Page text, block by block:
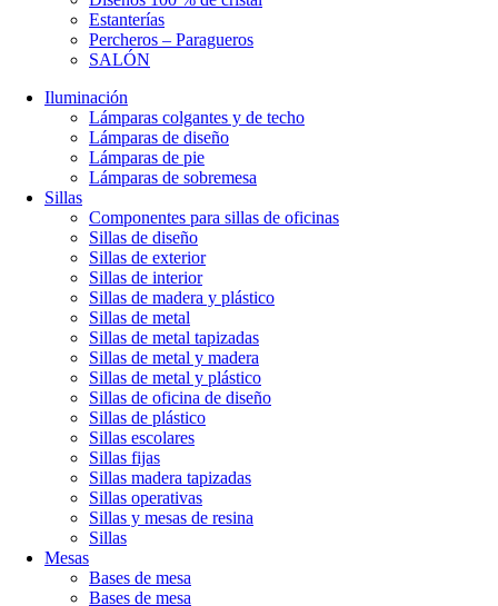
Estanterías
Percheros – Paragueros
SALÓN
Iluminación
Lámparas colgantes y de techo
Lámparas de diseño
Lámparas de pie
Lámparas de sobremesa
Sillas
Componentes para sillas de oficinas
Sillas de diseño
Sillas de exterior
Sillas de interior
Sillas de madera y plástico
Sillas de metal
Sillas de metal tapizadas
Sillas de metal y madera
Sillas de metal y plástico
Sillas de oficina de diseño
Sillas de plástico
Sillas escolares
Sillas fijas
Sillas madera tapizadas
Sillas operativas
Sillas y mesas de resina
Sillas
Mesas
Bases de mesa
Bases de mesa